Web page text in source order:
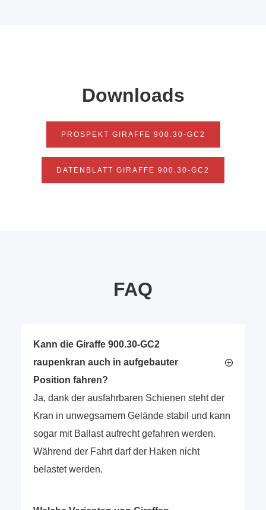
Downloads
PROSPEKT GIRAFFE 900.30-GC2
DATENBLATT GIRAFFE 900.30-GC2
FAQ
Kann die Giraffe 900.30-GC2
raupenkran auch in aufgebauter
Position fahren?
Ja, dank der ausfahrbaren Schienen steht der
Kran in unwegsamem Gelände stabil und kann
sogar mit Ballast aufrecht gefahren werden.
Während der Fahrt darf der Haken nicht
belastet werden.